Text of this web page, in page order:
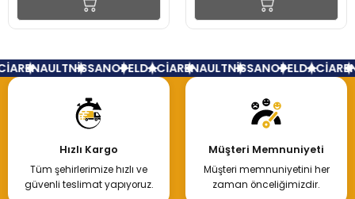
RENAULTNİSSANOPELDACİARENAULTNİSSANOPELDACİA
Hızlı Kargo
Tüm şehirlerimize hızlı ve
güvenli teslimat yapıyoruz.
Müşteri Memnuniyeti
Müşteri memnuniyetini her
zaman önceliğimizdir.